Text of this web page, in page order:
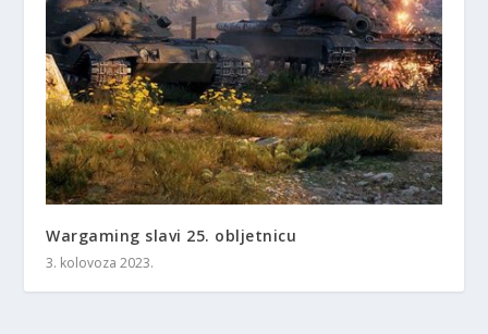
Wargaming slavi 25. obljetnicu
3. kolovoza 2023.